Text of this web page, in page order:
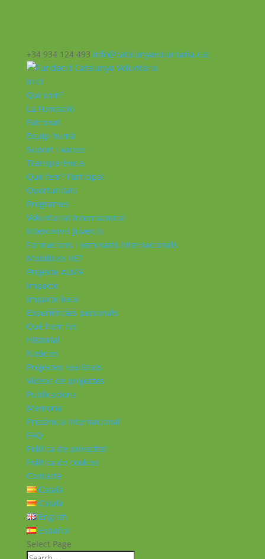
+34 934 124 493 info@catalunyavoluntaria.cat
Inici
Qui som?
La Fundació
Patronat
Equip humà
Suport i xarxes
Transparència
Què fem? Participa!
Oportunitats
Programes
Voluntariat Internacional
Intercanvis Juvenils
Formacions i seminaris Internacionals
Mobilitats VET
Projecte ALMA
Impacte
Impacte local
Experiències personals
Què hem fet
Historial
Notícies
Projectes realitzats
Vídeos de projectes
Publicacions
Memoria
Presència Internacional
FAQ
Política de privacitat
Política de cookies
Contacte
Català
Català
English
Español
Select Page